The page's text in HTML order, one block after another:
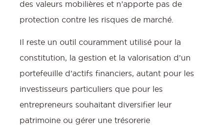
des valeurs mobilières et n’apporte pas de
protection contre les risques de marché.
Il reste un outil couramment utilisé pour la
constitution, la gestion et la valorisation d’un
portefeuille d’actifs financiers, autant pour les
investisseurs particuliers que pour les
entrepreneurs souhaitant diversifier leur
patrimoine ou gérer une trésorerie